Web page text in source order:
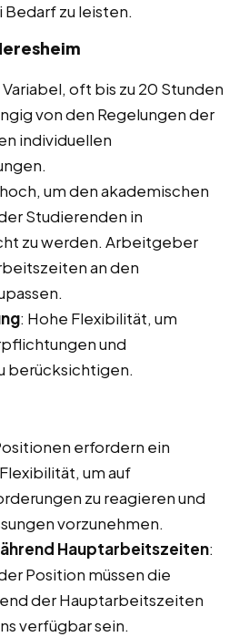
zu leisten.
Variabel, oft bis zu 20 Stunden
von den Regelungen der
individuellen
um den akademischen
Studierenden in
zu werden. Arbeitgeber
an den
: Hohe Flexibilität, um
und
berücksichtigen.
erfordern ein
um auf
zu reagieren und
vorzunehmen.
Hauptarbeitszeiten:
Position müssen die
der Hauptarbeitszeiten
verfügbar sein.